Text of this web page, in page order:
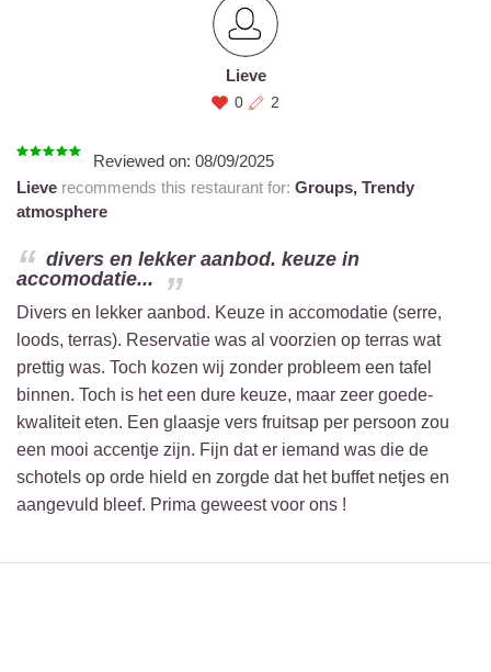
Lieve
0 2
Reviewed on: 08/09/2025
Lieve recommends this restaurant for: Groups, Trendy
atmosphere
divers en lekker aanbod. keuze in
accomodatie...
Divers en lekker aanbod. Keuze in accomodatie (serre,
loods, terras). Reservatie was al voorzien op terras wat
prettig was. Toch kozen wij zonder probleem een tafel
binnen. Toch is het een dure keuze, maar zeer goede-
kwaliteit eten. Een glaasje vers fruitsap per persoon zou
een mooi accentje zijn. Fijn dat er iemand was die de
schotels op orde hield en zorgde dat het buffet netjes en
aangevuld bleef. Prima geweest voor ons !